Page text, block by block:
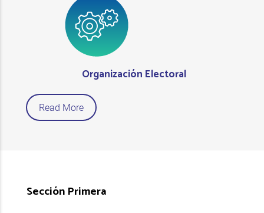
Organización Electoral
Read More
Sección Primera